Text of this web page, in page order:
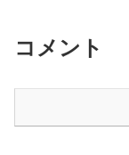
コメント